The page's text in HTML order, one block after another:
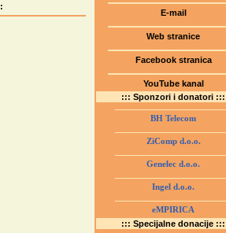
E-mail
Web stranice
www.gmstziam.com.ba
Facebook stranica
YouTube kanal
GMS Tuzla
::: Sponzori i donatori :::
BH Telecom
ZiComp d.o.o.
Genelec d.o.o.
Ingel d.o.o.
eMPIRICA
::: Specijalne donacije :::